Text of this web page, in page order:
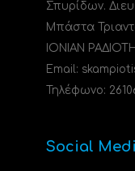
Σπυρίδων.
Μπάστα
ΙΟΝΙΑΝ
Email:
Τηλέφωνο:
Social